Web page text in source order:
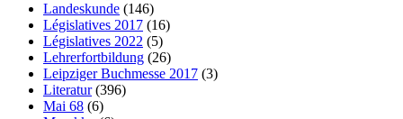
Landeskunde (146)
Législatives 2017 (16)
Législatives 2022 (5)
Lehrerfortbildung (26)
Leipziger Buchmesse 2017 (3)
Literatur(396)
Mai 68 (6)